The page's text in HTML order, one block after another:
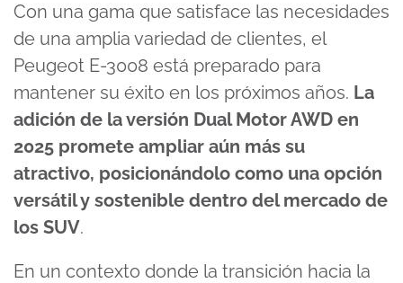
Con una gama que satisface las necesidades
de una amplia variedad de clientes, el
Peugeot E-3008 está preparado para
mantener su éxito en los próximos años. La
adición de la versión Dual Motor AWD en
2025 promete ampliar aún más su
atractivo, posicionándolo como una opción
versátil y sostenible dentro del mercado de
los SUV.
En un contexto donde la transición hacia la